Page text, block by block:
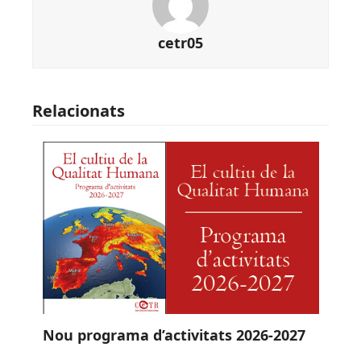
cetr05
Relacionats
Nou programa d’activitats 2026-2027